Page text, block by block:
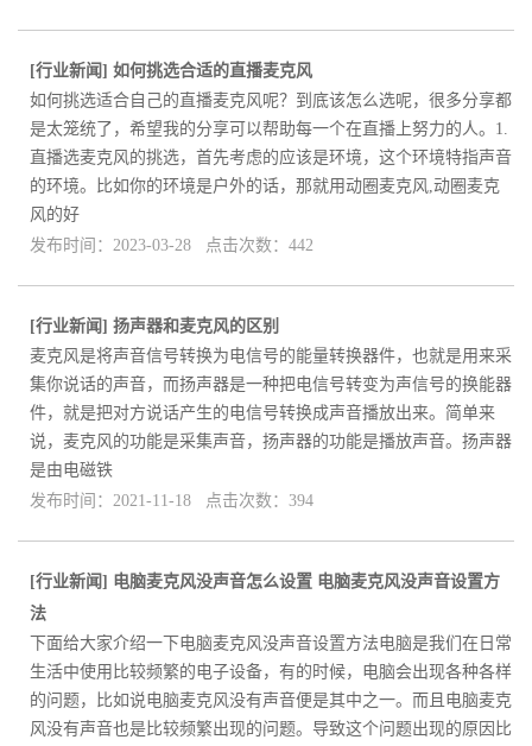
[行业新闻] 如何挑选合适的直播麦克风
如何挑选适合自己的直播麦克风呢？到底该怎么选呢，很多分享都
是太笼统了，希望我的分享可以帮助每一个在直播上努力的人。1.
直播选麦克风的挑选，首先考虑的应该是环境，这个环境特指声音
的环境。比如你的环境是户外的话，那就用动圈麦克风,动圈麦克
风的好
发布时间：2023-03-28 点击次数：442
[行业新闻] 扬声器和麦克风的区别
麦克风是将声音信号转换为电信号的能量转换器件，也就是用来采
集你说话的声音，而扬声器是一种把电信号转变为声信号的换能器
件，就是把对方说话产生的电信号转换成声音播放出来。简单来
说，麦克风的功能是采集声音，扬声器的功能是播放声音。扬声器
是由电磁铁
发布时间：2021-11-18 点击次数：394
[行业新闻] 电脑麦克风没声音怎么设置 电脑麦克风没声音设置方
法
下面给大家介绍一下电脑麦克风没声音设置方法电脑是我们在日常
生活中使用比较频繁的电子设备，有的时候，电脑会出现各种各样
的问题，比如说电脑麦克风没有声音便是其中之一。而且电脑麦克
风没有声音也是比较频繁出现的问题。导致这个问题出现的原因比